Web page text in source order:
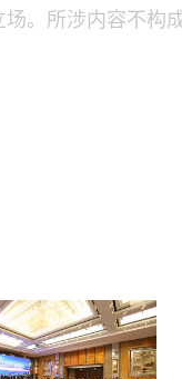
。所涉内容不构